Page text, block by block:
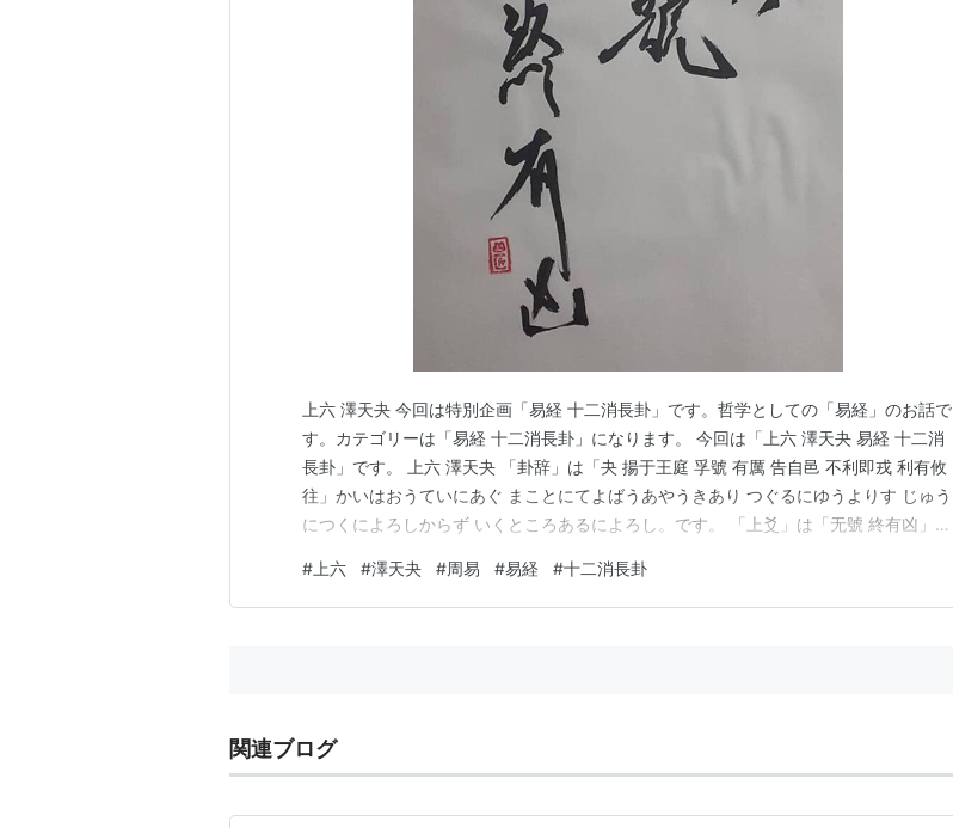
上六 澤天夬 今回は特別企画「易経 十二消長卦」です。哲学としての「易経」のお話で
す。カテゴリーは「易経 十二消長卦」になります。 今回は「上六 澤天夬 易経 十二消
長卦」です。 上六 澤天夬 「卦辞」は「夬 揚于王庭 孚號 有厲 告自邑 不利即戎 利有攸
往」かいはおうていにあぐ まことにてよばうあやうきあり つぐるにゆうよりす じゅう
につくによろしからず いくところあるによろし。です。 「上爻」は「无號 終有凶」よ
は変化します、堰は切れて決壊します。今までの努力や学びによってそれは「生まれ変
わり」か「単なる没落…
# 上六 #澤天夬 #周易 #易経 #十二消長卦
関連ブログ